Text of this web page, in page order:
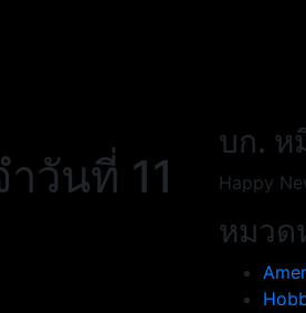
วันที่ 11
บก. ห
Happy
หมวด